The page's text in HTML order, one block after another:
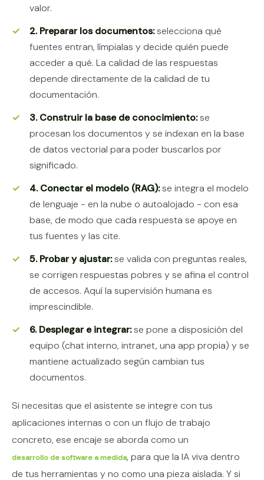
valor.
2. Preparar los documentos:selecciona qué
fuentes entran, límpialas y decide quién puede
acceder a qué. La calidad de las respuestas
depende directamente de la calidad de tu
documentación.
3. Construir la base de conocimiento:se
procesan los documentos y se indexan en la base
de datos vectorial para poder buscarlos por
significado.
4. Conectar el modelo (RAG):se integra el modelo
de lenguaje - en la nube o autoalojado - con esa
base, de modo que cada respuesta se apoye en
tus fuentes y las cite.
5. Probar y ajustar:se valida con preguntas reales,
se corrigen respuestas pobres y se afina el control
de accesos. Aquí la supervisión humana es
imprescindible.
6. Desplegar e integrar:se pone a disposición del
equipo (chat interno, intranet, una app propia) y se
mantiene actualizado según cambian tus
documentos.
Si necesitas que el asistente se integre con tus
aplicaciones internas o con un flujo de trabajo
concreto, ese encaje se aborda como un
desarrollo de software a medida, para que la IA viva dentro
de tus herramientas y no como una pieza aislada. Y si